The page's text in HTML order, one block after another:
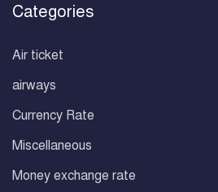
Categories
Air ticket
airways
Currency Rate
Miscellaneous
Money exchange rate